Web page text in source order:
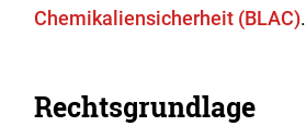
Chemikaliensicherheit (BLAC).
Rechtsgrundlage